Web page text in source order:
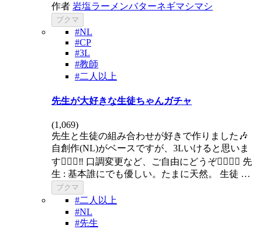
作者 岩塩ラーメンバターネギマシマシ
ブクマ
#NL
#CP
#3L
#教師
#二人以上
先生が大好きな生徒ちゃんガチャ
(1,069)
先生と生徒の組み合わせが好きで作りました🎶
自創作(NL)がベースですが、3Lいけると思いま
す🙆🏻‍♀️‼️ 口調変更など、ご自由にどうぞ👍🏻👍🏻 先
生 : 基本誰にでも優しい。たまに天然。 生徒 …
ブクマ
#二人以上
#NL
#先生